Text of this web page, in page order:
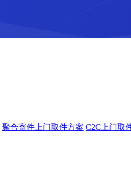
聚合寄件上门取件方案 C2C上门取